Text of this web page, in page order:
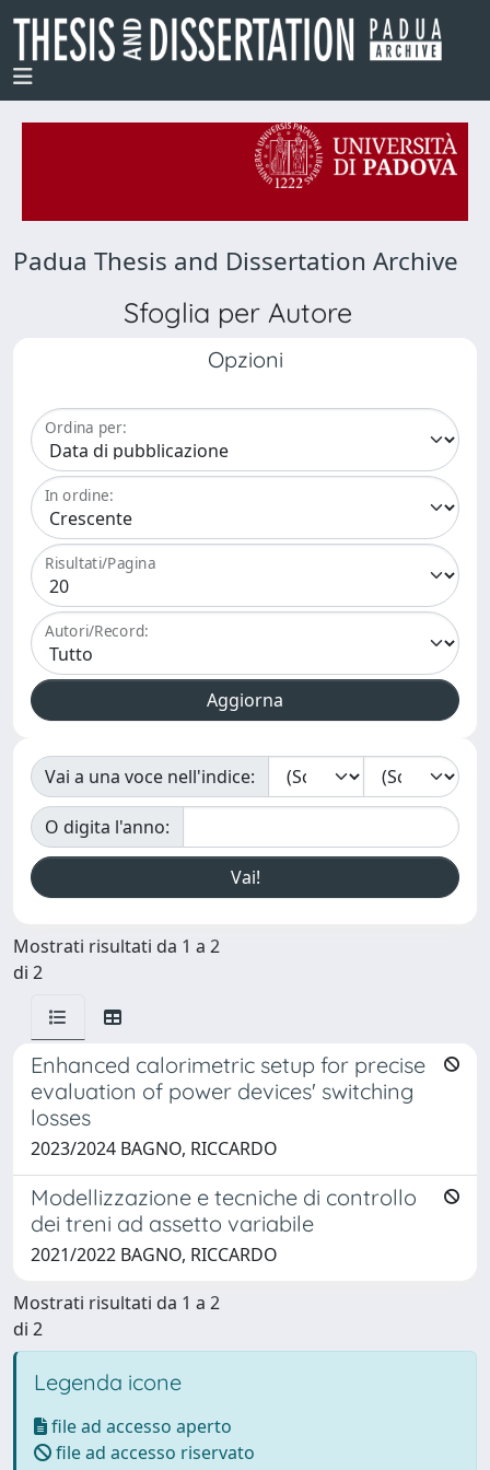
Padua Thesis and Dissertation Archive
Sfoglia per Autore
Opzioni
Ordina per:
In ordine:
Risultati/Pagina
Autori/Record:
Vai a una voce nell'indice:
O digita l'anno:
Mostrati risultati da 1 a 2
di 2
Enhanced calorimetric setup for precise
evaluation of power devices' switching
losses
2023/2024 BAGNO, RICCARDO
Modellizzazione e tecniche di controllo
dei treni ad assetto variabile
2021/2022 BAGNO, RICCARDO
Mostrati risultati da 1 a 2
di 2
Legenda icone
file ad accesso aperto
file ad accesso riservato